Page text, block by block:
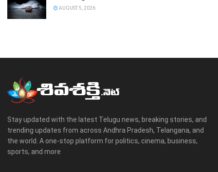
AUGUST 5, 2026
Stay updated with the latest Telugu news, breaking stories, and
trending updates from across Andhra Pradesh, Telangana, and
the world. A one-stop platform for politics, cinema, business,
sports, and more